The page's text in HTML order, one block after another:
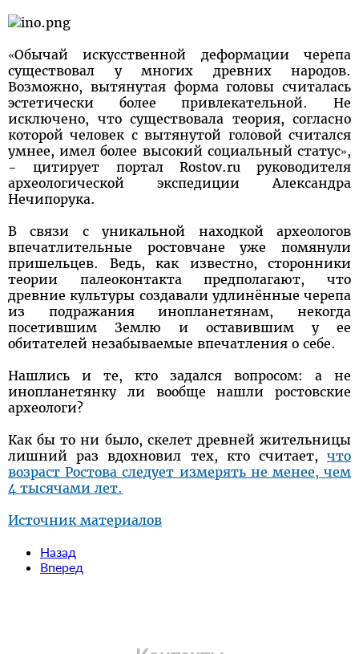
«Обычай искусственной деформации черепа
существовал у многих древних народов.
Возможно, вытянутая форма головы считалась
эстетически более привлекательной. Не
исключено, что существовала теория, согласно
которой человек с вытянутой головой считался
умнее, имел более высокий социальный статус»,
- цитирует портал Rostov.ru руководителя
археологической экспедиции Александра
Нечипорука.
В связи с уникальной находкой археологов
впечатлительные ростовчане уже помянули
пришельцев. Ведь, как известно, сторонники
теории палеоконтакта предполагают, что
древние культуры создавали удлинённые черепа
из подражания инопланетянам, некогда
посетившим Землю и оставившим у ее
обитателей незабываемые впечатления о себе.
Нашлись и те, кто задался вопросом: а не
инопланетянку ли вообще нашли ростовские
археологи?
Как бы то ни было, скелет древней жительницы
лишний раз вдохновил тех, кто считает, что
возраст Ростова следует измерять не менее, чем
4 тысячами лет.
Источник материалов
Назад
Вперед